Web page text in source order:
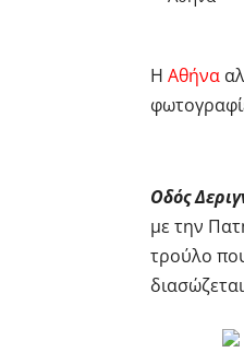
Η Αθήνα
Οδός
με την
τρούλο